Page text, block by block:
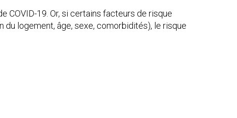
COVID-19. Or, si certains facteurs de risque
logement, âge, sexe, comorbidités), le risque